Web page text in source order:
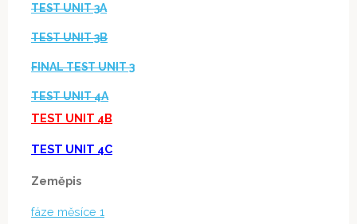
TEST UNIT 3A
TEST UNIT 3B
FINAL TEST UNIT 3
TEST UNIT 4A
TEST UNIT 4B
TEST UNIT 4C
Zeměpis
fáze měsíce 1